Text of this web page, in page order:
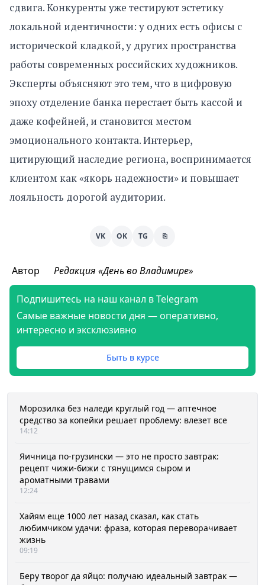
сдвига. Конкуренты уже тестируют эстетику
локальной идентичности: у одних есть офисы с
исторической кладкой, у других пространства
работы современных российских художников.
Эксперты объясняют это тем, что в цифровую
эпоху отделение банка перестает быть кассой и
даже кофейней, и становится местом
эмоционального контакта. Интерьер,
цитирующий наследие региона, воспринимается
клиентом как «якорь надежности» и повышает
лояльность дорогой аудитории.
VK OK TG ⎘
Автор Редакция «День во Владимире»
Подпишитесь на наш канал в Telegram
Самые важные новости дня — оперативно,
интересно и эксклюзивно
Быть в курсе
Морозилка без наледи круглый год — аптечное
средство за копейки решает проблему: влезет все
14:12
Яичница по-грузински — это не просто завтрак:
рецепт чижи-бижи с тянущимся сыром и
ароматными травами
12:24
Хайям еще 1000 лет назад сказал, как стать
любимчиком удачи: фраза, которая переворачивает
жизнь
09:19
Беру творог да яйцо: получаю идеальный завтрак —